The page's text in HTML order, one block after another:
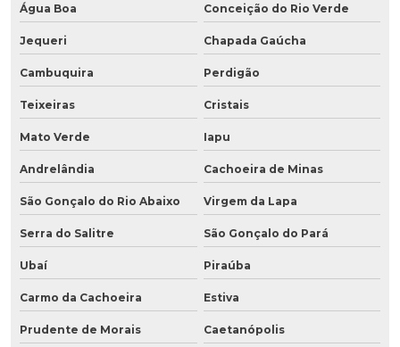
Água Boa Conceição do Rio Verde
Jequeri Chapada Gaúcha
Cambuquira Perdigão
Teixeiras Cristais
Mato Verde Iapu
Andrelândia Cachoeira de Minas
São Gonçalo do Rio Abaixo Virgem da Lapa
Serra do Salitre São Gonçalo do Pará
Ubaí Piraúba
Carmo da Cachoeira Estiva
Prudente de Morais Caetanópolis